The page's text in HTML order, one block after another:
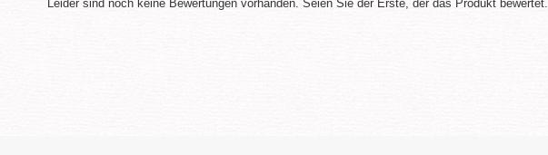
Leider sind noch keine Bewertungen vorhanden. Seien Sie der Erste, der das Produkt bewertet.